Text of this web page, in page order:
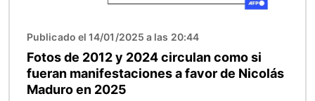
Publicado el 14/01/2025 a las 20:44
Fotos de 2012 y 2024 circulan como si
fueran manifestaciones a favor de Nicolás
Maduro en 2025